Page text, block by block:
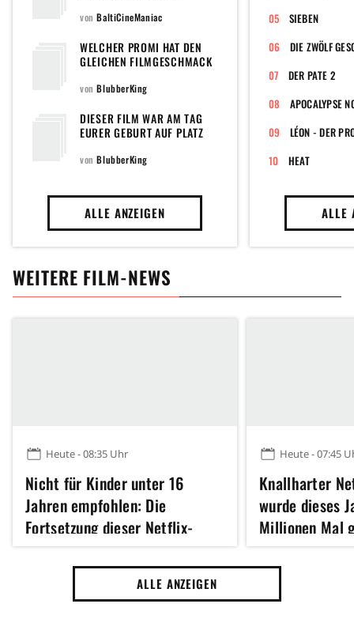
POPULÄREN TOPLISTE DER
ILMDATENBANK
vonBaltiCineManiac
WELCHER PROMI HAT DEN
GLEICHEN FILMGESCHMACK
vonBlubberKing
DIESER FILM WAR AM TAG
EURER GEBURT AUF PLATZ
vonBlubberKing
ALLE ANZEIGEN
SIEBEN
DIE ZWÖLF
DER PATE 2
APOCALYPSE
LÉON - DER
HEAT
ALLE
WEITERE FILM-NEWS
Heute - 08:35 Uhr
Nicht für Kinder unter 16
Jahren empfohlen: Die
Fortsetzung dieser Netflix-
Serie, basierend auf einem der
100 besten Bücher aller
Zeiten, ist jetzt abrufbar
Heute - 07:45
Knallharter
wurde dieses
Millionen Mal
bringt seine
(!) zusammen
ALLE ANZEIGEN